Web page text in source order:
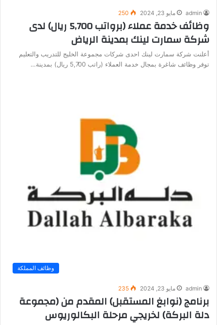
admin مايو 23, 2024 250
وظائف خدمة عملاء (برواتب 5,700 ريال) لدى
شركة سمارت لينك بمدينة الرياض
أعلنت شركة سمارت لينك احدى شركات مجموعة الخليج للتدريب والتعليم
توفر وظائف شاغرة بمجال خدمة العملاء (راتب 5,700 ريال) بمدينة…
وظائف المملكة
admin مايو 23, 2024 235
برنامج (نوابغ المستقبل) المقدم من (مجموعة
دلة البركة) لخريجي مرحلة البكالوريوس